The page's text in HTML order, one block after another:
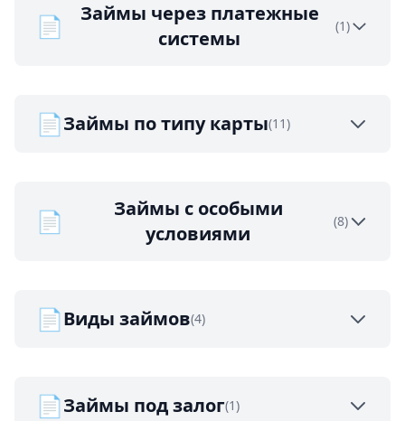
📄
Займы через платежные
системы
(1)
📄Займы по типу карты(11)
📄
Займы с особыми
условиями
(8)
📄Виды займов(4)
📄Займы под залог(1)